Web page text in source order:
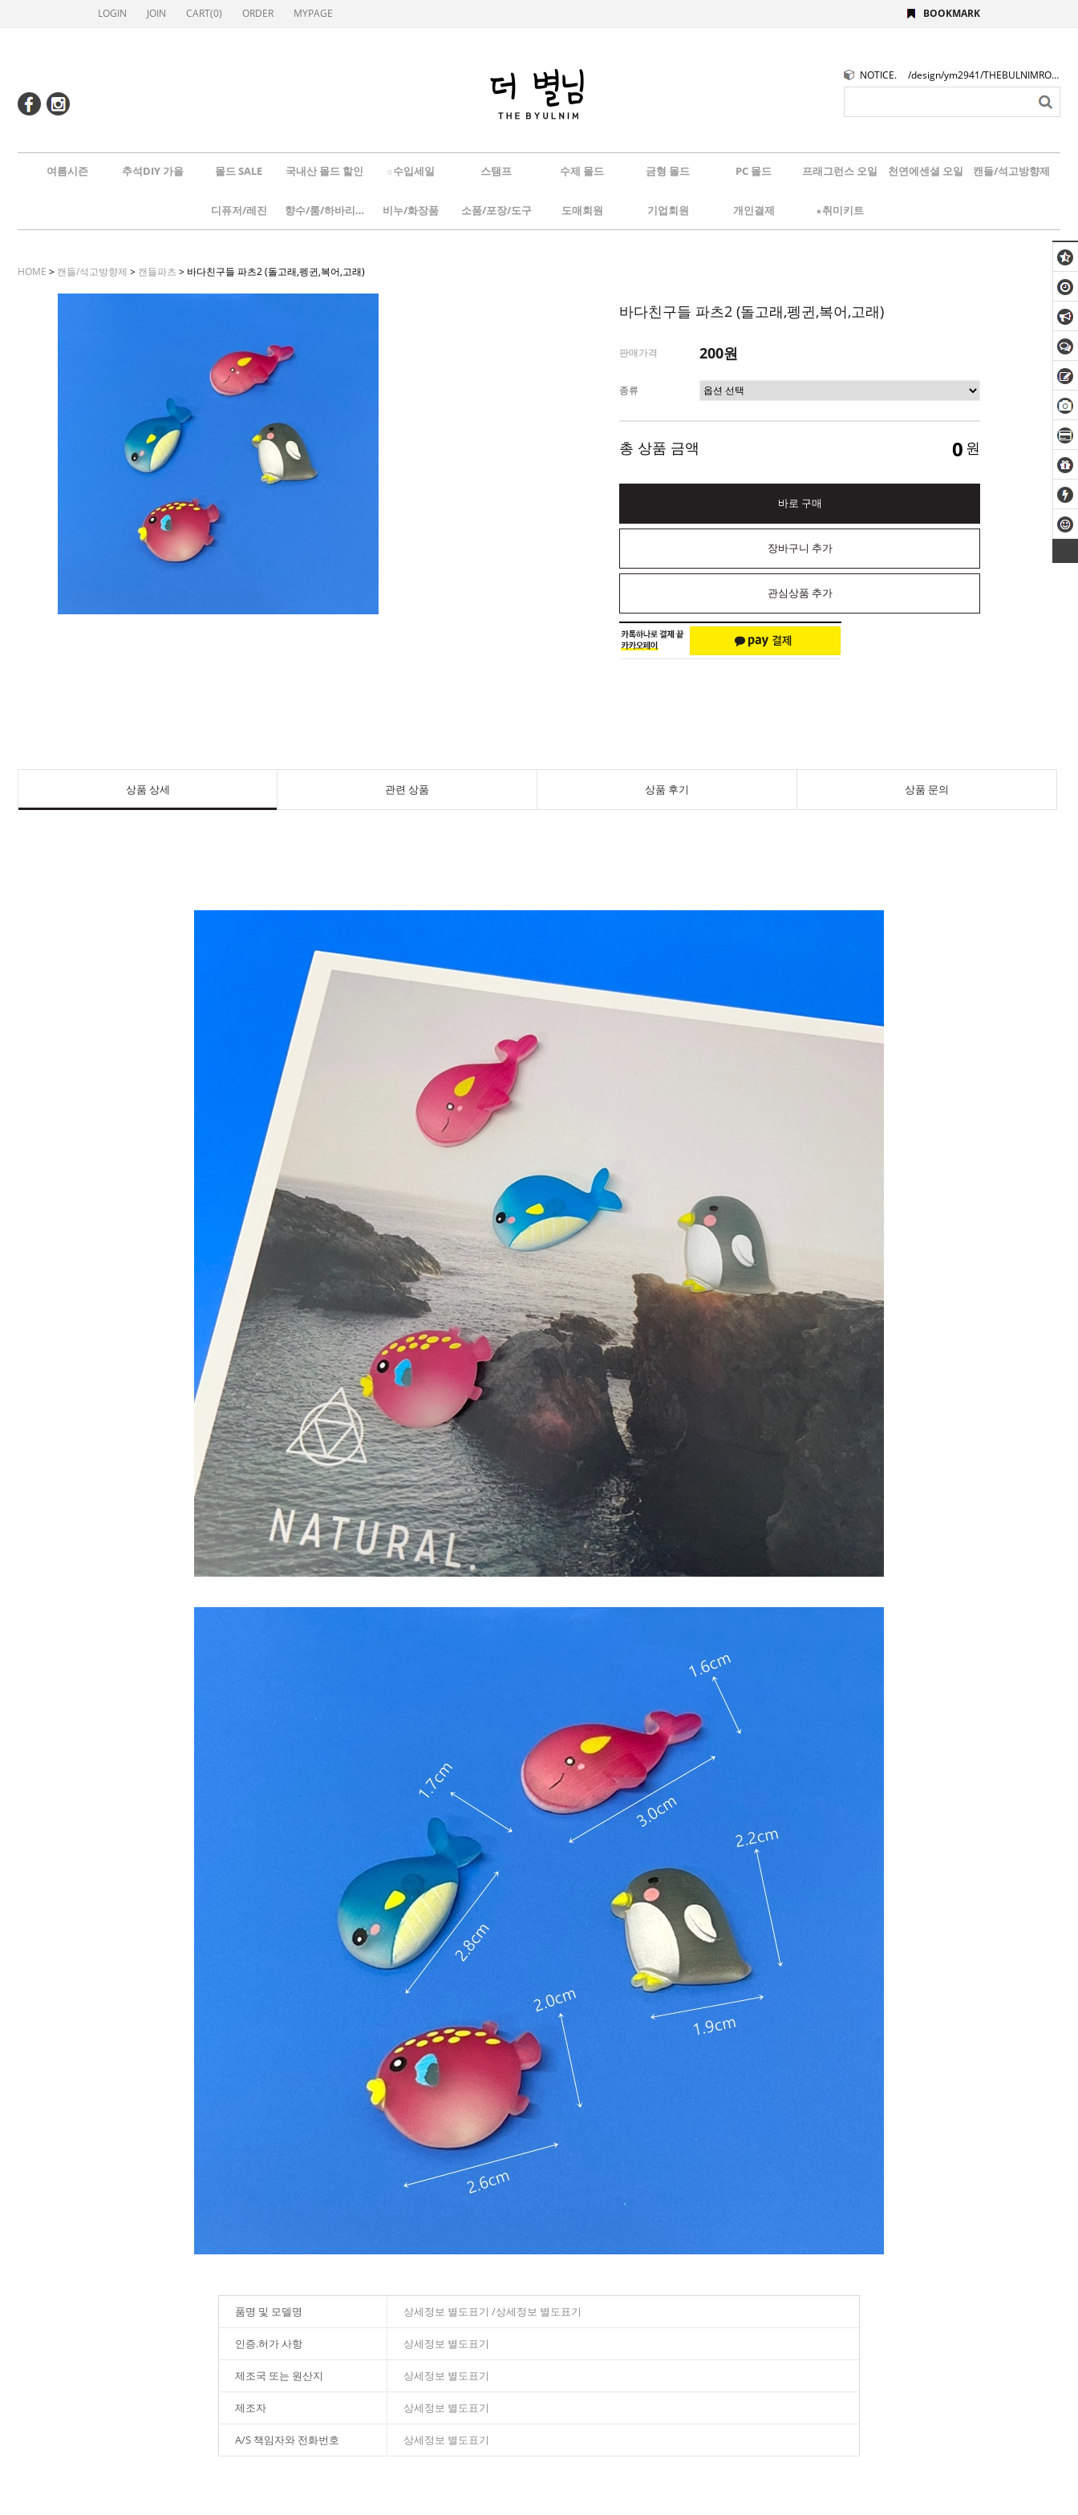
LOGIN JOIN CART(0) ORDER MYPAGE BOOKMARK
NOTICE. /design/ym2941/THEBULNIMROGO.png
여름시즌 추석DIY 가을 몰드 SALE 국내산 몰드 할인 ☆수입세일 스탬프 수제 몰드 금형 몰드 PC 몰드 프래그런스 오일 천연에센셜 오일 캔들/석고방향제
디퓨저/레진 향수/룸/하바리움 비누/화장품 소품/포장/도구 도매회원 기업회원 개인결제 ★취미키트
HOME > 캔들/석고방향제 > 캔들파츠 > 바다친구들 파츠2 (돌고래,펭귄,복어,고래)
바다친구들 파츠2 (돌고래,펭귄,복어,고래)
판매가격 200원
종류
총 상품 금액 0 원
바로 구매
장바구니 추가
관심상품 추가
상품 상세 관련 상품 상품 후기 상품 문의
품명 및 모델명 상세정보 별도표기 /상세정보 별도표기
인증.허가 사항 상세정보 별도표기
제조국 또는 원산지 상세정보 별도표기
제조자 상세정보 별도표기
A/S 책임자와 전화번호 상세정보 별도표기